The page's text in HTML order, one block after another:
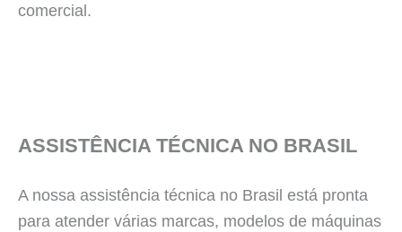
comercial.
ASSISTÊNCIA TÉCNICA NO BRASIL
A nossa assistência técnica no Brasil está pronta
para atender várias marcas, modelos de máquinas